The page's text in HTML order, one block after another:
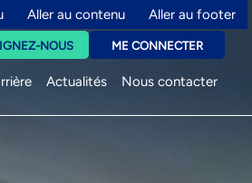
Aller au contenu Aller au footer
NOUS ME CONNECTER
Actualités Nous contacter